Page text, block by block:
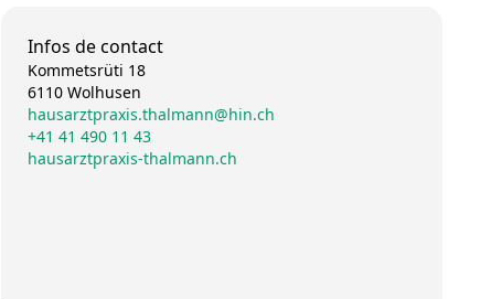
Infos de contact
Kommetsrüti 18
6110 Wolhusen
hausarztpraxis.thalmann@hin.ch
+41 41 490 11 43
hausarztpraxis-thalmann.ch